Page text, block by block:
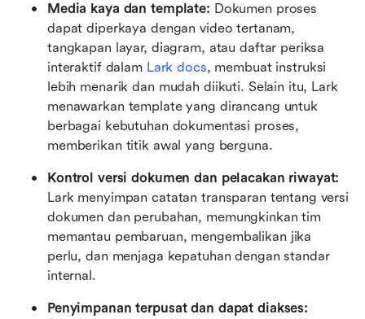
Media kaya dan template: Dokumen proses
dapat diperkaya dengan video tertanam,
tangkapan layar, diagram, atau daftar periksa
interaktif dalam Lark docs, membuat instruksi
lebih menarik dan mudah diikuti. Selain itu, Lark
menawarkan template yang dirancang untuk
berbagai kebutuhan dokumentasi proses,
memberikan titik awal yang berguna.
Lark menyimpan catatan transparan tentang versi
dokumen dan perubahan, memungkinkan tim
memantau pembaruan, mengembalikan jika
perlu, dan menjaga kepatuhan dengan standar
internal.